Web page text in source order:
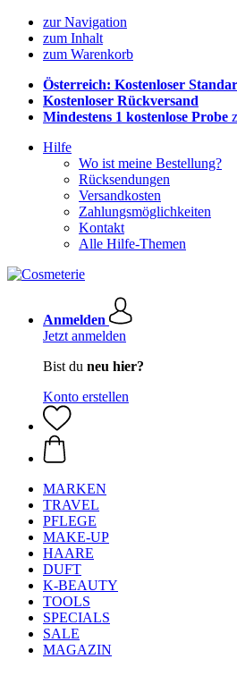
zur Navigation
zum Inhalt
zum Warenkorb
Österreich: Kostenloser
Kostenloser Rückversand
Mindestens 1 kostenlose Probe
Hilfe
Wo ist meine Bestellung?
Rücksendungen
Versandkosten
Zahlungsmöglichkeiten
Kontakt
Alle Hilfe-Themen
Anmelden
Jetzt anmelden
Bist du neu hier?
Konto erstellen
MARKEN
TRAVEL
PFLEGE
MAKE-UP
HAARE
DUFT
K-BEAUTY
TOOLS
SPECIALS
SALE
MAGAZIN